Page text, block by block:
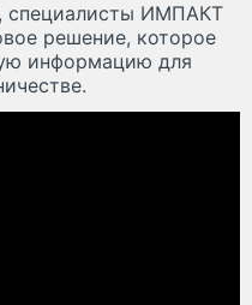
специалисты ИМПАКТ
решение, которое
информацию для